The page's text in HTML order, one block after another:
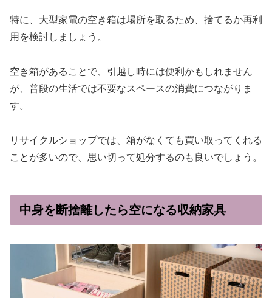
特に、大型家電の空き箱は場所を取るため、捨てるか再利
用を検討しましょう。
空き箱があることで、引越し時には便利かもしれません
が、普段の生活では不要なスペースの消費につながりま
す。
リサイクルショップでは、箱がなくても買い取ってくれる
ことが多いので、思い切って処分するのも良いでしょう。
中身を断捨離したら空になる収納家具